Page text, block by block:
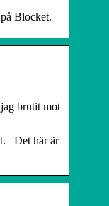
Blocket.
brutit mot
Det här är